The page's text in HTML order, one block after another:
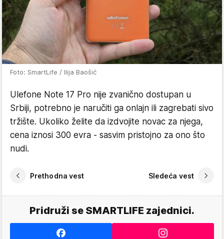
Foto: SmartLife / Ilija Baošić
Ulefone Note 17 Pro nije zvanično dostupan u
Srbiji, potrebno je naručiti ga onlajn ili zagrebati sivo
tržište. Ukoliko želite da izdvojite novac za njega,
cena iznosi 300 evra - sasvim pristojno za ono što
nudi.
Prethodna vest Sledeća vest
Pridruži se SMARTLIFE zajednici.